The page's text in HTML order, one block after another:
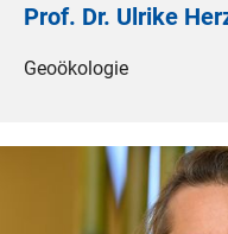
Prof. Dr. Ulrike
Geoökologie